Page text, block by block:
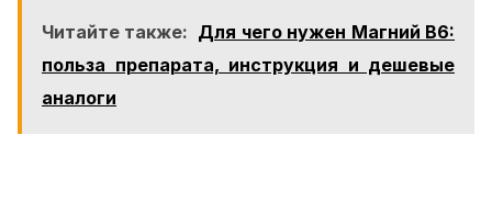
Читайте также: Для чего нужен Магний В6:
польза препарата, инструкция и дешевые
аналоги